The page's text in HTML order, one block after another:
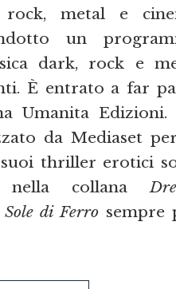
rock, metal e
un
dark, rock e
È entrato a far
Umanita Edizioni.
da Mediaset
thriller erotici
collana
di Ferro sempre